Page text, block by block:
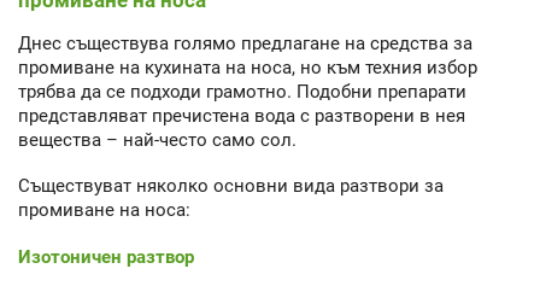
Днес съществува голямо предлагане на средства за
промиване на кухината на носа, но към техния избор
трябва да се подходи грамотно. Подобни препарати
представляват пречистена вода с разтворени в нея
вещества – най-често само сол.
Съществуват няколко основни вида разтвори за
промиване на носа:
Изотоничен разтвор